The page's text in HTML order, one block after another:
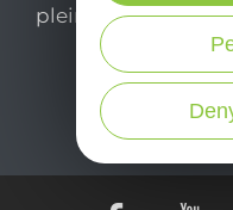
pleinement de
Je